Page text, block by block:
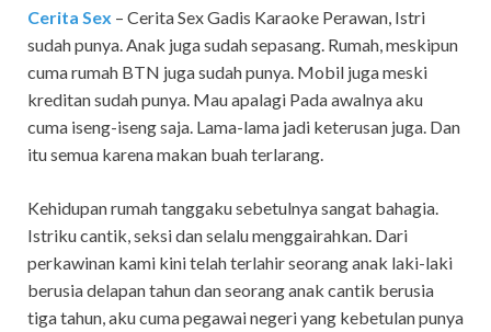
Cerita Sex – Cerita Sex Gadis Karaoke Perawan, Istri
sudah punya. Anak juga sudah sepasang. Rumah, meskipun
cuma rumah BTN juga sudah punya. Mobil juga meski
kreditan sudah punya. Mau apalagi Pada awalnya aku
cuma iseng-iseng saja. Lama-lama jadi keterusan juga. Dan
itu semua karena makan buah terlarang.
Kehidupan rumah tanggaku sebetulnya sangat bahagia.
Istriku cantik, seksi dan selalu menggairahkan. Dari
perkawinan kami kini telah terlahir seorang anak laki-laki
berusia delapan tahun dan seorang anak cantik berusia
tiga tahun, aku cuma pegawai negeri yang kebetulan punya